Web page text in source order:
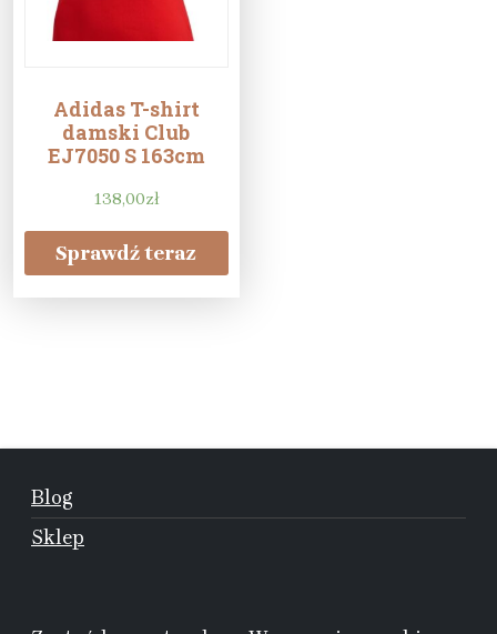
Adidas T-shirt
damski Club
EJ7050 S 163cm
138,00zł
Sprawdź teraz
Blog
Sklep